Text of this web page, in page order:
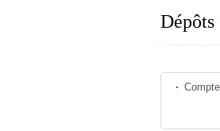
Dépôts